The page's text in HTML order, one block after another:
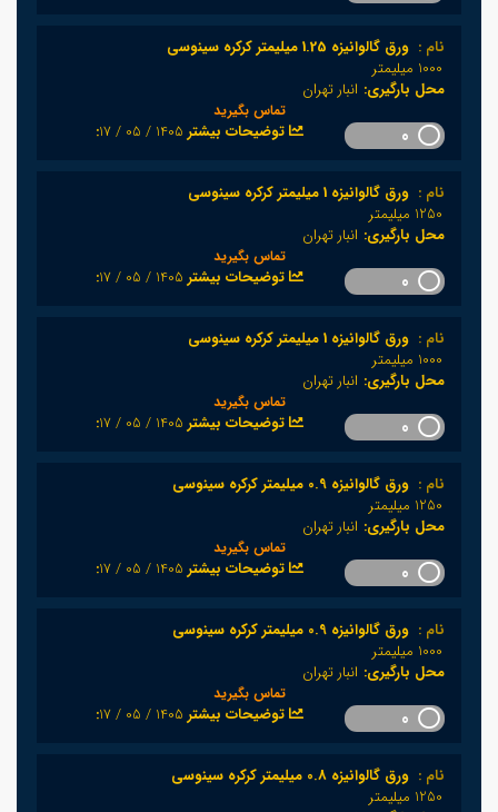
نام : ورق گالوانیزه 1.25 میلیمتر کرکره سینوسی
1000 میلیمتر
محل بارگیری: انبار تهران
تماس بگیرید
:توضیحات بیشتر1405 / 05 / 17
نام : ورق گالوانیزه 1 میلیمتر کرکره سینوسی
1250 میلیمتر
محل بارگیری: انبار تهران
تماس بگیرید
:توضیحات بیشتر1405 / 05 / 17
نام : ورق گالوانیزه 1 میلیمتر کرکره سینوسی
1000 میلیمتر
محل بارگیری: انبار تهران
تماس بگیرید
:توضیحات بیشتر1405 / 05 / 17
نام : ورق گالوانیزه 0.9 میلیمتر کرکره سینوسی
1250 میلیمتر
محل بارگیری: انبار تهران
تماس بگیرید
:توضیحات بیشتر1405 / 05 / 17
نام : ورق گالوانیزه 0.9 میلیمتر کرکره سینوسی
1000 میلیمتر
محل بارگیری: انبار تهران
تماس بگیرید
:توضیحات بیشتر1405 / 05 / 17
نام : ورق گالوانیزه 0.8 میلیمتر کرکره سینوسی
1250 میلیمتر